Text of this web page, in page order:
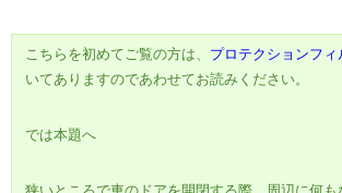
こちらを初めてご覧の方は、 プロテクションフィ
いてありますのであわせてお読みください。
では本題へ